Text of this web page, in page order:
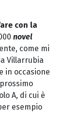
con la
novel
come mi
Villarrubia
in occasione
A, di cui è
esempio